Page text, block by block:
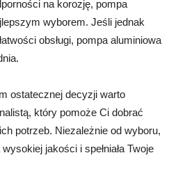
na korozję, pompa
wyborem. Jeśli jednak
obsługi, pompa aluminiowa
ostatecznej decyzji warto
który pomoże Ci dobrać
potrzeb. Niezależnie od wyboru,
jakości i spełniała Twoje